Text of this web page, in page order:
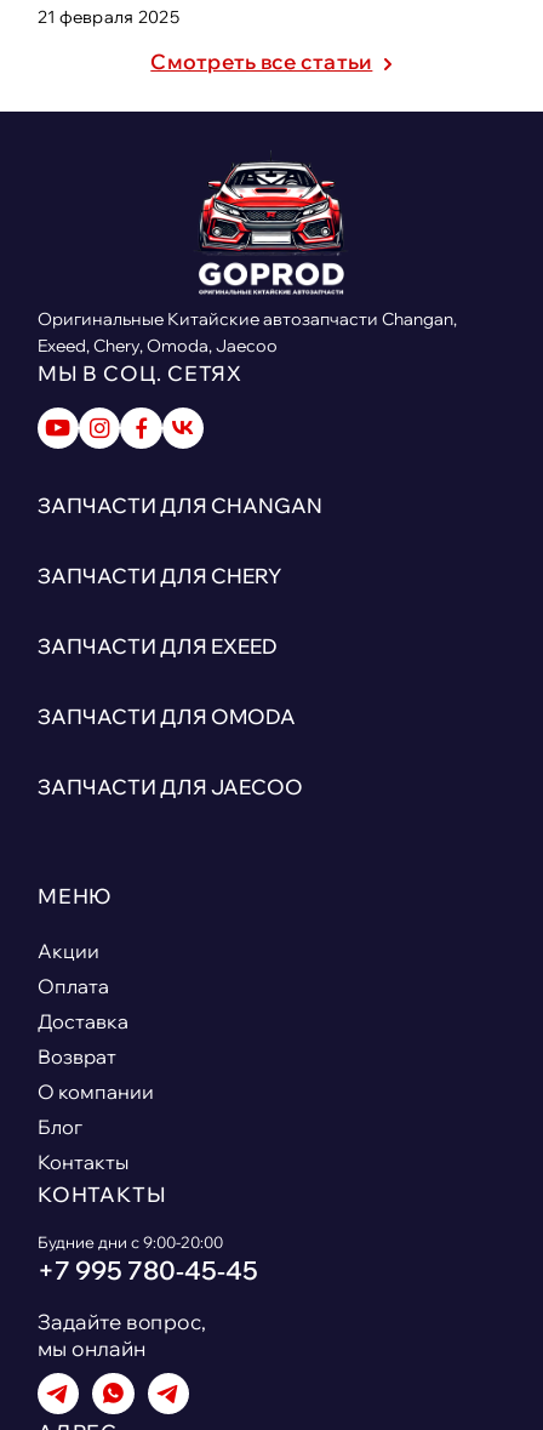
Cмотреть все статьи
Оригинальные Китайские автозапчасти Changan,
Exeed, Chery, Omoda, Jaecoo
МЫ В СОЦ. СЕТЯХ
ЗАПЧАСТИ ДЛЯ CHANGAN
ЗАПЧАСТИ ДЛЯ CHERY
ЗАПЧАСТИ ДЛЯ EXEED
ЗАПЧАСТИ ДЛЯ OMODA
ЗАПЧАСТИ ДЛЯ JAECOO
МЕНЮ
Акции
Оплата
Доставка
Возврат
О компании
Блог
Контакты
КОНТАКТЫ
Будние дни с 9:00-20:00
+7 995 780‑45‑45
Задайте вопрос,
мы онлайн